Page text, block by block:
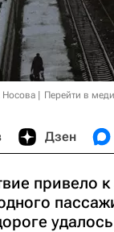
Перейти в
Дзен
привело